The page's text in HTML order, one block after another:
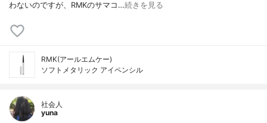
わないのですが、RMKのサマコ…続きを見る
RMK(アールエムケー)
ソフトメタリック アイペンシル
社会人
yuna